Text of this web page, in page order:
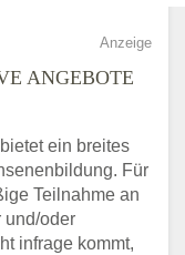
Anzeige
ANGEBOTE
ein breites
Für
Teilnahme an
und/oder
infrage kommt,